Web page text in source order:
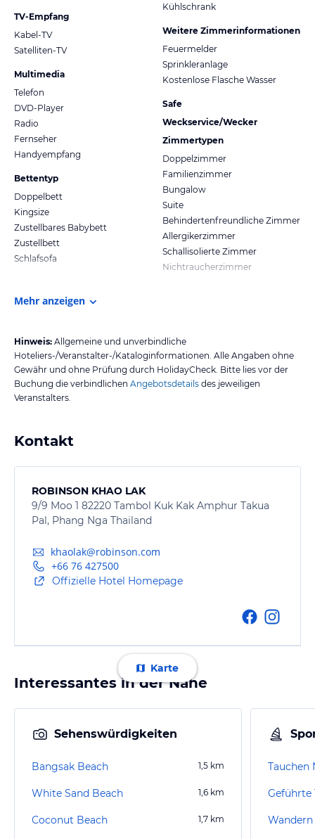
TV-Empfang
Kabel-TV
Satelliten-TV
Multimedia
Telefon
DVD-Player
Radio
Fernseher
Handyempfang
Bettentyp
Doppelbett
Kingsize
Zustellbares Babybett
Zustellbett
Schlafsofa
Kühlschrank
Weitere Zimmerinformationen
Feuermelder
Sprinkleranlage
Kostenlose Flasche Wasser
Safe
Weckservice/Wecker
Zimmertypen
Doppelzimmer
Familienzimmer
Bungalow
Suite
Behindertenfreundliche Zimmer
Allergikerzimmer
Schallisolierte Zimmer
Nichtraucherzimmer
Mehr anzeigen
Hinweis: Allgemeine und unverbindliche
Hoteliers-/Veranstalter-/Kataloginformationen. Alle Angaben ohne
Gewähr und ohne Prüfung durch HolidayCheck. Bitte lies vor der
Buchung die verbindlichen Angebotsdetails des jeweiligen
Veranstalters.
Kontakt
ROBINSON KHAO LAK
9/9 Moo 1 82220 Tambol Kuk Kak Amphur Takua
Pal, Phang Nga Thailand
khaolak@robinson.com
+66 76 427500
Offizielle Hotel Homepage
Karte
Interessantes in der Nähe
Sehenswürdigkeiten
Bangsak Beach 1,5 km
White Sand Beach 1,6 km
Coconut Beach 1,7 km
Tauchen